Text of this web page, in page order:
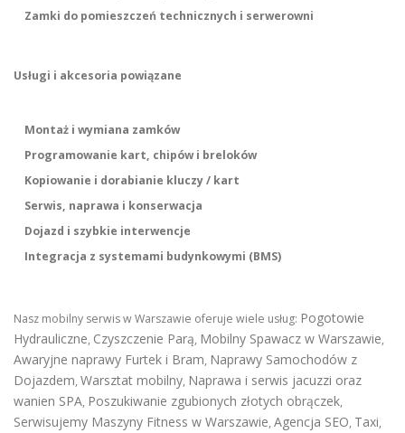
Zamki do pomieszczeń technicznych i serwerowni
Usługi i akcesoria powiązane
Montaż i wymiana zamków
Programowanie kart, chipów i breloków
Kopiowanie i dorabianie kluczy / kart
Serwis, naprawa i konserwacja
Dojazd i szybkie interwencje
Integracja z systemami budynkowymi (BMS)
Nasz mobilny serwis w Warszawie oferuje wiele usług: Pogotowie
Hydrauliczne, Czyszczenie Parą, Mobilny Spawacz w Warszawie,
Awaryjne naprawy Furtek i Bram, Naprawy Samochodów z
Dojazdem, Warsztat mobilny, Naprawa i serwis jacuzzi oraz
wanien SPA, Poszukiwanie zgubionych złotych obrączek,
Serwisujemy Maszyny Fitness w Warszawie, Agencja SEO, Taxi,